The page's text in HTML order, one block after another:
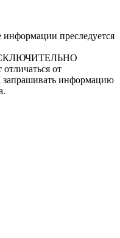
преследуется
ИСКЛЮЧИТЕЛЬНО
от
запрашивать информацию